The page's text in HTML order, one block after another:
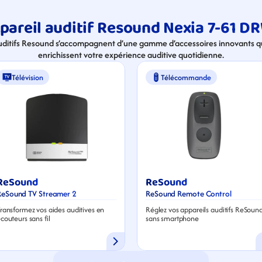
auditif Resound Nexia 7-61
Resound s’accompagnent d’une gamme d’accessoires innovants
enrichissent votre expérience auditive quotidienne.
Télévision
TV Streamer 2
vos aides auditives en
sans fil
Télécommande
ReSound
ReSound Remote Control
Réglez vos appareils auditifs
sans smartphone